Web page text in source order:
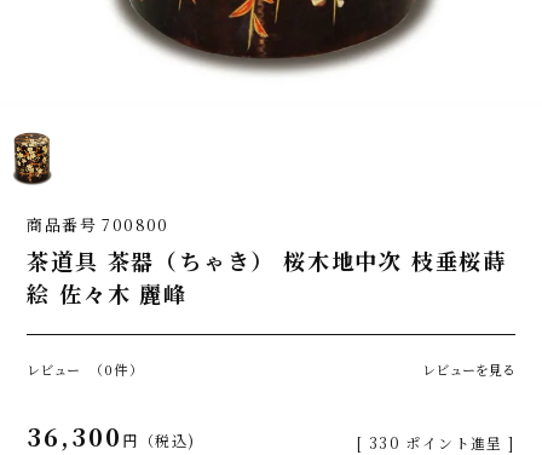
商品番号 700800
茶道具 茶器（ちゃき） 桜木地中次 枝垂桜蒔
絵 佐々木 麗峰
レビュー （0件） レビューを見る
36,300 税込 [ 330 ポイント進呈 ]